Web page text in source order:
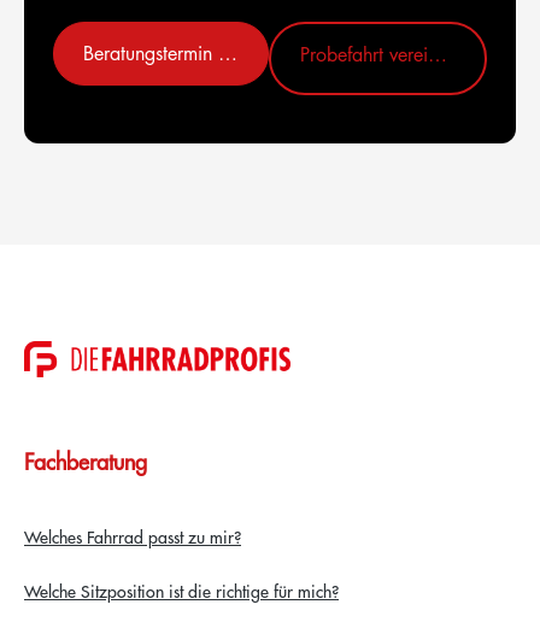
Beratungstermin vereinbaren Probefahrt vereinbaren
Fachberatung
Welches Fahrrad passt zu mir?
Welche Sitzposition ist die richtige für mich?